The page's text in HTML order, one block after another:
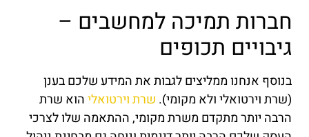
חברות תמיכה למחשבים –
גיבויים תכופים
בנוסף אנחנו ממליצים לגבות את המידע שלכם בענן
(שרת וירטואלי ולא מקומי). שרת וירטואליהוא שרת
הרבה יותר מתקדם משרת מקומי, ההתאמה שלו לצרכי